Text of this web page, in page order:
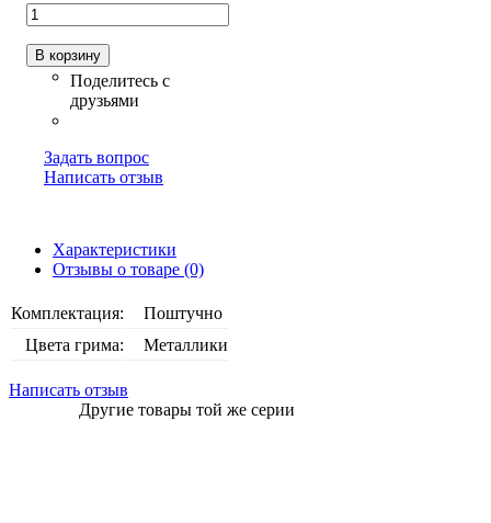
В корзину
Задать вопрос
Написать отзыв
Характеристики
Отзывы о товаре (0)
Комплектация:
Поштучно
Цвета грима:
Металлики
Написать отзыв
Другие товары той же серии